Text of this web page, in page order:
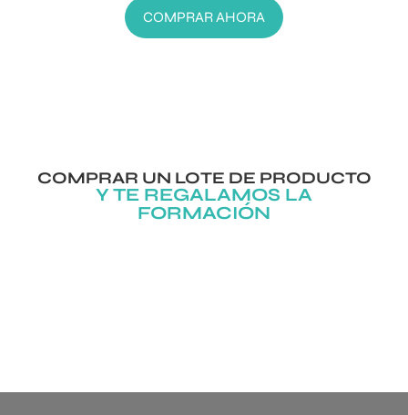
COMPRAR AHORA
COMPRAR UN LOTE DE PRODUCTO
Y TE REGALAMOS LA
FORMACIÓN